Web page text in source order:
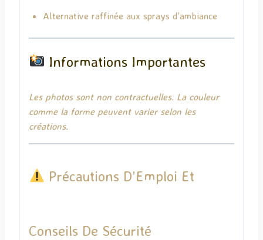
Alternative raffinée aux sprays d’ambiance
Informations Importantes
Les photos sont non contractuelles. La couleur
comme la forme peuvent varier selon les
créations.
Précautions D’Emploi Et
Conseils De Sécurité